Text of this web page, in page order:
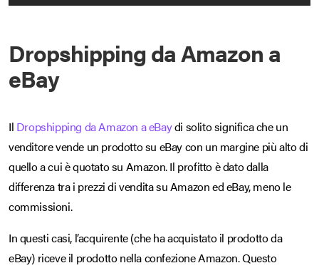
Dropshipping da Amazon a
eBay
Il Dropshipping da Amazon a eBaydi solito significa che un
venditore vende un prodotto su eBay con un margine più alto di
quello a cui è quotato su Amazon. Il profitto è dato dalla
differenza tra i prezzi di vendita su Amazon ed eBay, meno le
commissioni.
In questi casi, l’acquirente (che ha acquistato il prodotto da
eBay) riceve il prodotto nella confezione Amazon. Questo